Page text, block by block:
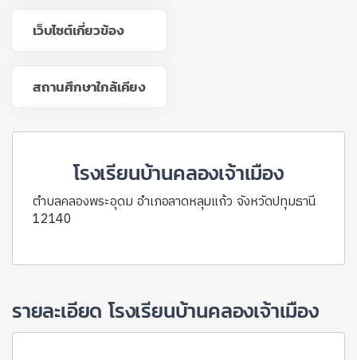
เว็บไซต์เกี่ยวข้อง
สถานศึกษาใกล้เคียง
โรงเรียนบ้านคลองเจ้าเมือง
ตำบลคลองพระอุดม อำเภอลาดหลุมแก้ว จังหวัดปทุมธานี
12140
รายละเอียด โรงเรียนบ้านคลองเจ้าเมือง